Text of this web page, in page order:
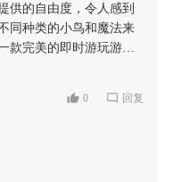
供的自由度，令人感到
同种类的小鸟和魔法来
款完美的即时游玩游
足够深入，能让你沉迷
0 回复